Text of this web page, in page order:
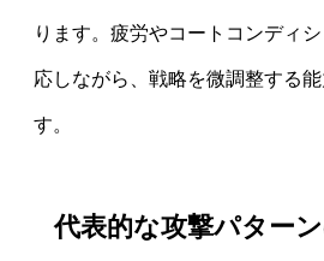
ります。疲労やコートコンディ
応しながら、戦略を微調整する
す。
代表的な攻撃パター